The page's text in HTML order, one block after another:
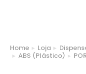
You are here:
Home Loja
ABS (Plástico)